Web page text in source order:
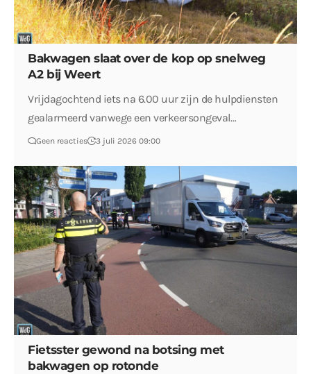
Bakwagen slaat over de kop op snelweg
A2 bij Weert
Vrijdagochtend iets na 6.00 uur zijn de hulpdiensten
gealarmeerd vanwege een verkeersongeval…
Geen reacties 3 juli 2026 09:00
Fietsster gewond na botsing met
bakwagen op rotonde